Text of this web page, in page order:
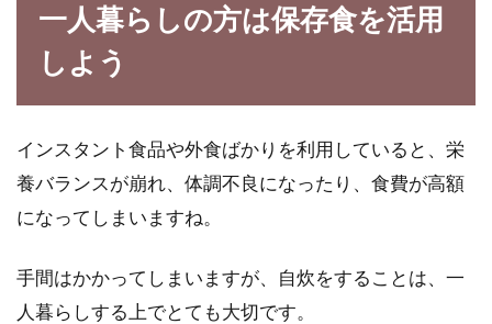
一人暮らしの方は保存食を活用
しよう
インスタント食品や外食ばかりを利用していると、栄
養バランスが崩れ、体調不良になったり、食費が高額
になってしまいますね。
手間はかかってしまいますが、自炊をすることは、一
人暮らしする上でとても大切です。